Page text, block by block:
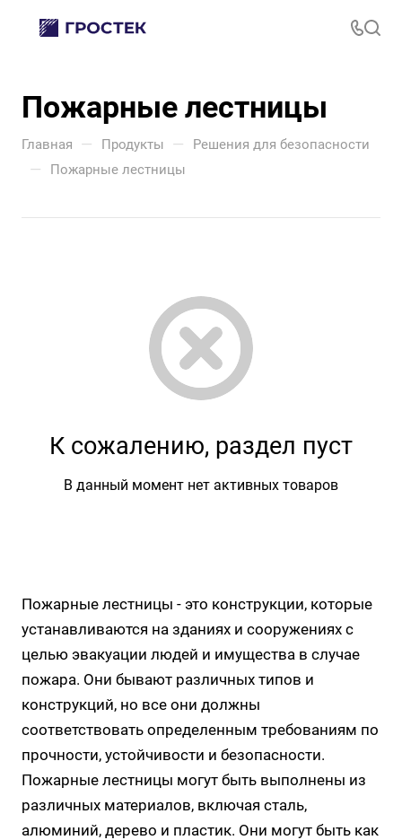
Пожарные лестницы
Главная — Продукты — Решения для безопасности
— Пожарные лестницы
К сожалению, раздел пуст
В данный момент нет активных товаров
Пожарные лестницы - это конструкции, которые
устанавливаются на зданиях и сооружениях с
целью эвакуации людей и имущества в случае
пожара. Они бывают различных типов и
конструкций, но все они должны
соответствовать определенным требованиям по
прочности, устойчивости и безопасности.
Пожарные лестницы могут быть выполнены из
различных материалов, включая сталь,
алюминий, дерево и пластик. Они могут быть как